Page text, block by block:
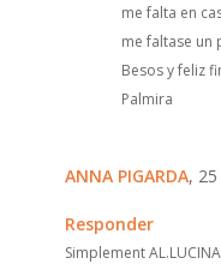
me falta en
me faltase un
Besos y feliz
Palmira
ANNA PIGARDA, 25
Responder
Simplement